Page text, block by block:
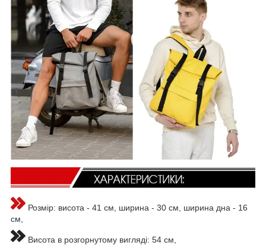
Розмір: висота - 41 см, ширина - 30 см, ширина дна - 16
см,
Висота в розгорнутому вигляді: 54 см,